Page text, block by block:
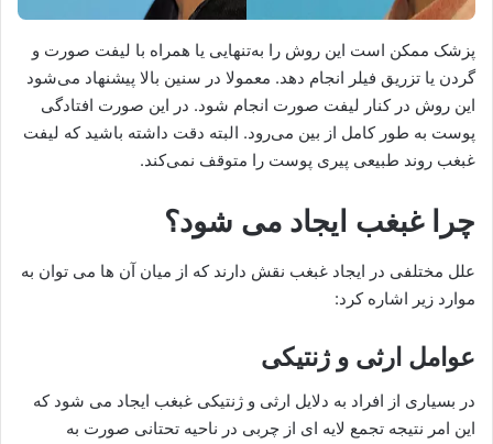
پزشک ممکن است این روش را به‌تنهایی یا همراه با لیفت صورت و
گردن یا تزریق فیلر انجام دهد. معمولا در سنین بالا پیشنهاد می‌شود
این روش در کنار لیفت صورت انجام شود. در این صورت افتادگی
پوست به طور کامل از بین می‌رود. البته دقت داشته باشید که لیفت
غبغب روند طبیعی پیری پوست را متوقف نمی‌کند.
چرا غبغب ایجاد می شود؟
علل مختلفی در ایجاد غبغب نقش دارند که از میان آن ها می توان به
موارد زیر اشاره کرد:
عوامل ارثی و ژنتیکی
در بسیاری از افراد به دلایل ارثی و ژنتیکی غبغب ایجاد می شود که
این امر نتیجه تجمع لایه ای از چربی در ناحیه تحتانی صورت به